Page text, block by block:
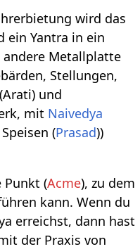
wird das
ein Yantra in ein
Metallplatte
Stellungen,
(Arati) und
mit Naivedya
(Prasad))
Punkt (Acme), zu dem
kann. Wenn du
erreichst, dann hast
der Praxis von